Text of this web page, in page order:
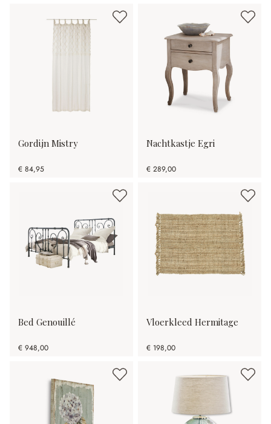
Gordijn Mistry
€ 84,95
Nachtkastje Egri
€ 289,00
Bed Genouillé
€ 948,00
Vloerkleed Hermitage
€ 198,00